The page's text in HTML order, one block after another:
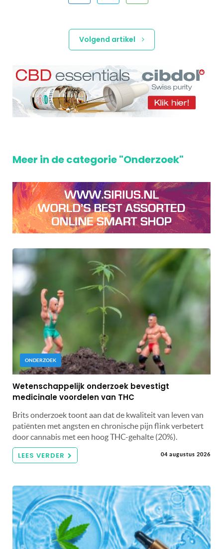
Volgend artikel
Meer in de categorie "Onderzoek"
ONDERZOEK
Wetenschappelijk onderzoek bevestigt
medicinale voordelen van THC
Brits onderzoek toont aan dat de kwaliteit van leven van
patiënten met angsten en chronische pijn flink verbetert
door cannabis met een hoog THC-gehalte (20%).
LEES VERDER 04 augustus 2026